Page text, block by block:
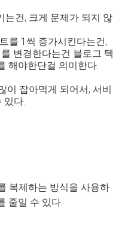
는건, 크게 문제가 되지 않
를 1씩 증가시킨다는건,
변경한다는건 블로그 텍
해야한단걸 의미한다.
이 잡아먹게 되어서, 서비
있다.
복제하는 방식을 사용하
줄일 수 있다.